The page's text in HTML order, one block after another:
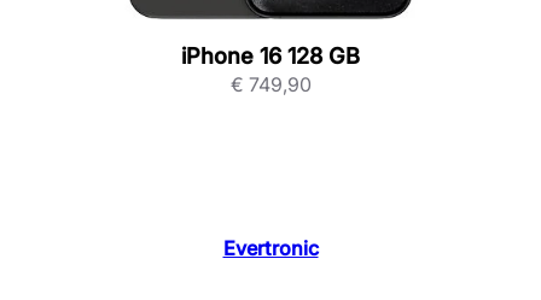
iPhone 16 128 GB
€ 749,90
Evertronic